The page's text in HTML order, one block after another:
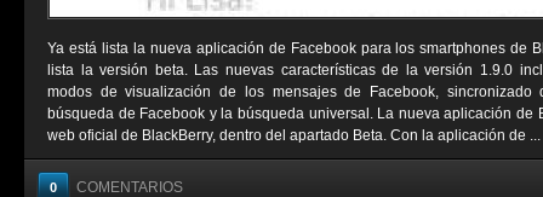
Ya está lista la nueva aplicación de Facebook para los smartphones de
lista la versión beta. Las nuevas características de la versión 1.9.0
modos de visualización de los mensajes de Facebook,
búsqueda de Facebook y la búsqueda universal. La nueva aplicación de
web oficial de BlackBerry, dentro del apartado Beta. Con la aplicación de ...
0 COMENTARIOS